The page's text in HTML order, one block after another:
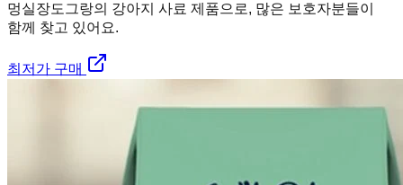
멍실장도그랑의 강아지 사료 제품으로, 많은 보호자분들이
함께 찾고 있어요.
최저가 구매